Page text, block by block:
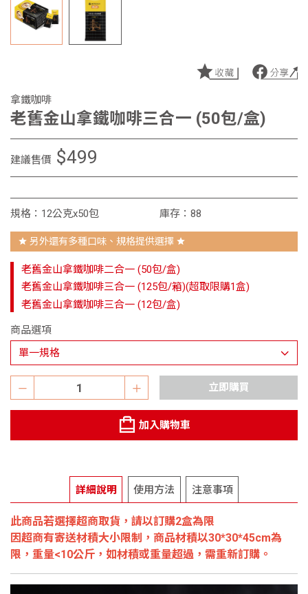
拿鐵咖啡
老舊金山拿鐵咖啡三合一 (50包/盒)
建議售價 $499
規格：12公克x50包 庫存：88
star 另外還有多種口味、規格提供選擇 star
老舊金山拿鐵咖啡二合一 (50包/盒)
老舊金山拿鐵咖啡三合一 (125包/箱)(超取限購1盒)
老舊金山拿鐵咖啡三合一 (12包/盒)
商品選項
立即購買
加入購物車
詳細說明 使用方法 注意事項
此商品若選擇超商取貨，請以訂購2盒為限
因超商有寄送材積大小限制，商品材積以30*30*45cm為
限，重量<10公斤，如材積或重量超過，需重新訂購。